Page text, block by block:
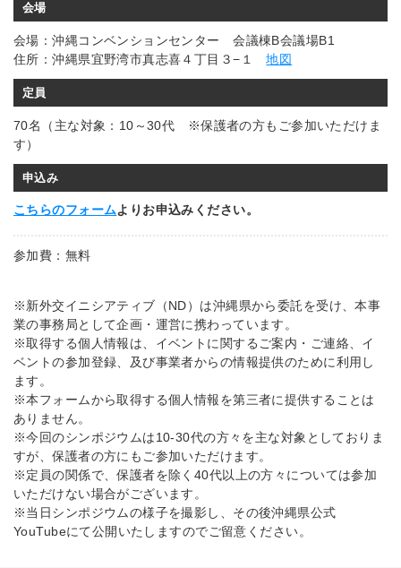
会場
会場：沖縄コンベンションセンター 会議棟B会議場B1
住所：沖縄県宜野湾市真志喜４丁目３−１地図
定員
70名（主な対象：10～30代 ※保護者の方もご参加いただけま
す）
申込み
こちらのフォームよりお申込みください。
参加費：無料
※新外交イニシアティブ（ND）は沖縄県から委託を受け、本事
業の事務局として企画・運営に携わっています。
※取得する個人情報は、イベントに関するご案内・ご連絡、イ
ベントの参加登録、及び事業者からの情報提供のために利用し
ます。
※本フォームから取得する個人情報を第三者に提供することは
ありません。
※今回のシンポジウムは10-30代の方々を主な対象としておりま
すが、保護者の方にもご参加いただけます。
※定員の関係で、保護者を除く40代以上の方々については参加
いただけない場合がございます。
※当日シンポジウムの様子を撮影し、その後沖縄県公式
YouTubeにて公開いたしますのでご留意ください。